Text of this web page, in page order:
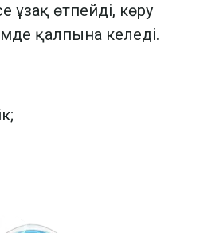
ұзақ өтпейді, көру
қалпына келеді.